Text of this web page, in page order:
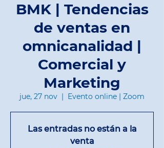
BMK | Tendencias
de ventas en
omnicanalidad |
Comercial y
Marketing
jue, 27 nov
  |
Evento online | Zoom
Las entradas no están a la
venta